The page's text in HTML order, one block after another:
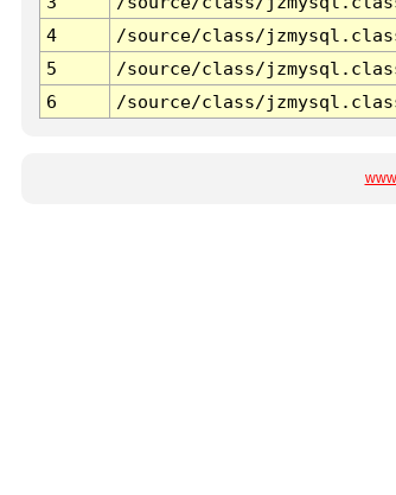
4
/source/class/
5
/source/class/
6
/source/class/